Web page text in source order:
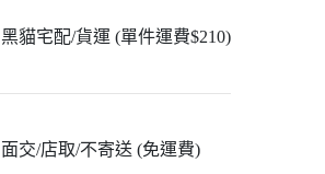
黑貓宅配/貨運 (單件運費$210)
面交/店取/不寄送 (免運費)